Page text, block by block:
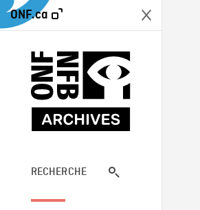
ONF.ca
RECHERCHE